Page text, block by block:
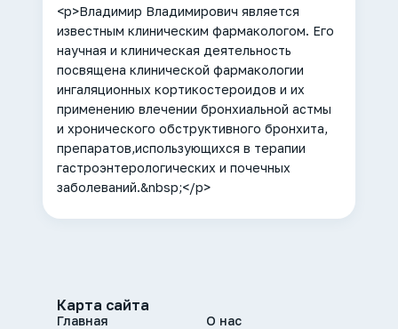
<p>Владимир Владимирович является
известным клиническим фармакологом. Его
научная и клиническая деятельность
посвящена клинической фармакологии
ингаляционных кортикостероидов и их
применению влечении бронхиальной астмы
и хронического обструктивного бронхита,
препаратов,использующихся в терапии
гастроэнтерологических и почечных
заболеваний.&nbsp;</p>
Карта сайта
Главная
О нас